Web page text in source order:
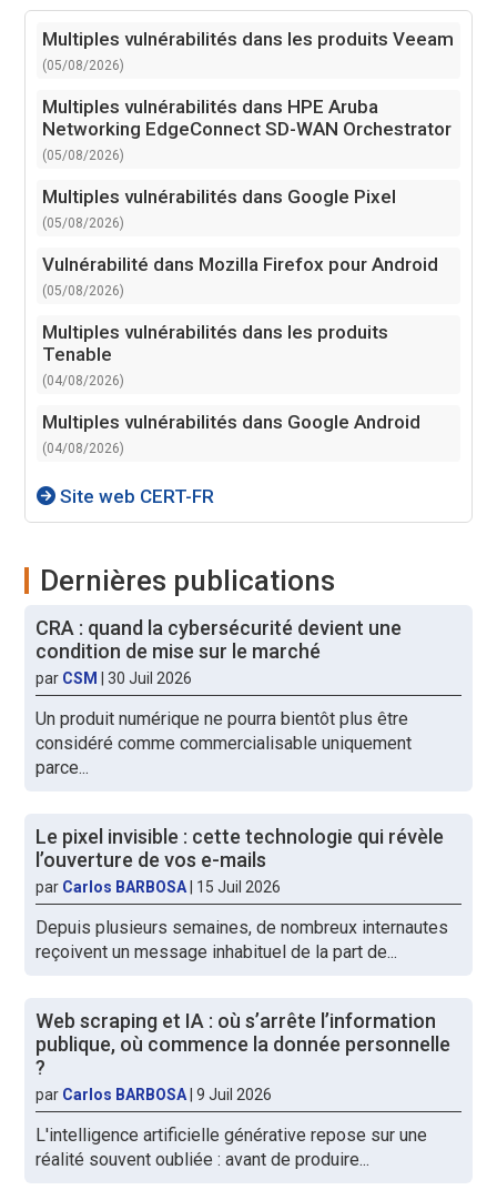
Multiples vulnérabilités dans les produits Veeam
(05/08/2026)
Multiples vulnérabilités dans HPE Aruba
Networking EdgeConnect SD-WAN Orchestrator
(05/08/2026)
Multiples vulnérabilités dans Google Pixel
(05/08/2026)
Vulnérabilité dans Mozilla Firefox pour Android
(05/08/2026)
Multiples vulnérabilités dans les produits
Tenable
(04/08/2026)
Multiples vulnérabilités dans Google Android
(04/08/2026)
Site web CERT-FR
Dernières publications
CRA : quand la cybersécurité devient une
condition de mise sur le marché
par CSM |30 Juil 2026
Un produit numérique ne pourra bientôt plus être
considéré comme commercialisable uniquement
parce...
Le pixel invisible : cette technologie qui révèle
l’ouverture de vos e-mails
par Carlos BARBOSA 15 Juil 2026
Depuis plusieurs semaines, de nombreux internautes
reçoivent un message inhabituel de la part de...
Web scraping et IA : où s’arrête l’information
publique, où commence la donnée personnelle
?
par Carlos BARBOSA |9 Juil 2026
L'intelligence artificielle générative repose sur une
réalité souvent oubliée : avant de produire...